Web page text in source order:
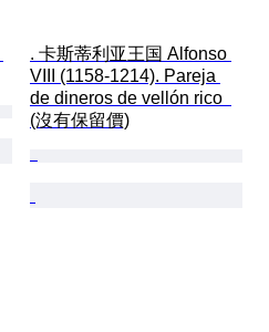
. 卡斯蒂利亚王国 Alfonso
VIII (1158-1214). Pareja
de dineros de vellón rico
(沒有保留價)